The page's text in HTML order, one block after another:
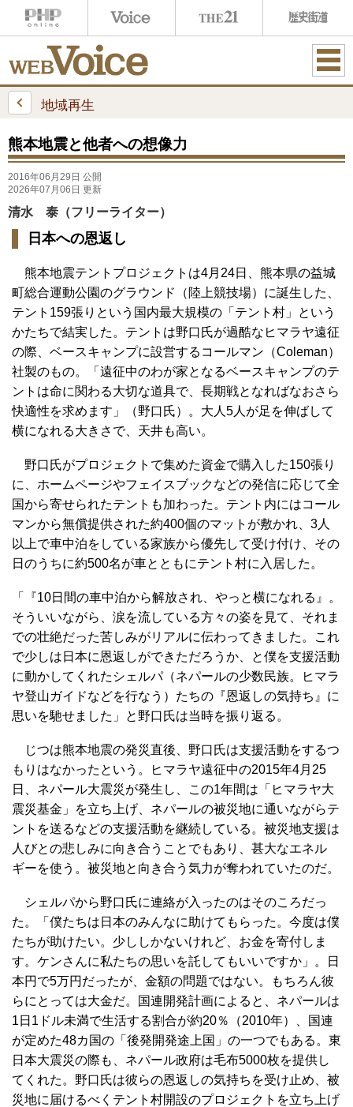
ME
地域再生
熊本地震と他者への想像力
2016年06月29日 公開
2026年07月06日 更新
清水 泰（フリーライター）
日本への恩返し
熊本地震テントプロジェクトは4月24日、熊本県の益城
町総合運動公園のグラウンド（陸上競技場）に誕生した、
テント159張りという国内最大規模の「テント村」という
かたちで結実した。テントは野口氏が過酷なヒマラヤ遠征
の際、ベースキャンプに設営するコールマン（Coleman）
社製のもの。「遠征中のわが家となるベースキャンプのテ
ントは命に関わる大切な道具で、長期戦となればなおさら
快適性を求めます」（野口氏）。大人5人が足を伸ばして
横になれる大きさで、天井も高い。
野口氏がプロジェクトで集めた資金で購入した150張り
に、ホームページやフェイスブックなどの発信に応じて全
国から寄せられたテントも加わった。テント内にはコール
マンから無償提供された約400個のマットが敷かれ、3人
以上で車中泊をしている家族から優先して受け付け、その
日のうちに約500名が車とともにテント村に入居した。
「『10日間の車中泊から解放され、やっと横になれる』。
そういいながら、涙を流している方々の姿を見て、それま
での壮絶だった苦しみがリアルに伝わってきました。これ
で少しは日本に恩返しができただろうか、と僕を支援活動
に動かしてくれたシェルパ（ネパールの少数民族。ヒマラ
ヤ登山ガイドなどを行なう）たちの『恩返しの気持ち』に
思いを馳せました」と野口氏は当時を振り返る。
じつは熊本地震の発災直後、野口氏は支援活動をするつ
もりはなかったという。ヒマラヤ遠征中の2015年4月25
日、ネパール大震災が発生し、この1年間は「ヒマラヤ大
震災基金」を立ち上げ、ネパールの被災地に通いながらテ
ントを送るなどの支援活動を継続している。被災地支援は
人びとの悲しみに向き合うことでもあり、甚大なエネル
ギーを使う。被災地と向き合う気力が奪われていたのだ。
シェルパから野口氏に連絡が入ったのはそのころだっ
た。「僕たちは日本のみんなに助けてもらった。今度は僕
たちが助けたい。少ししかないけれど、お金を寄付しま
す。ケンさんに私たちの思いを託してもいいですか」。日
本円で5万円だったが、金額の問題ではない。もちろん彼
らにとっては大金だ。国連開発計画によると、ネパールは
1日1ドル未満で生活する割合が約20％（2010年）、国連
が定めた48カ国の「後発開発途上国」の一つでもある。東
日本大震災の際も、ネパール政府は毛布5000枚を提供し
てくれた。野口氏は彼らの恩返しの気持ちを受け止め、被
災地に届けるべくテント村開設のプロジェクトを立ち上げ